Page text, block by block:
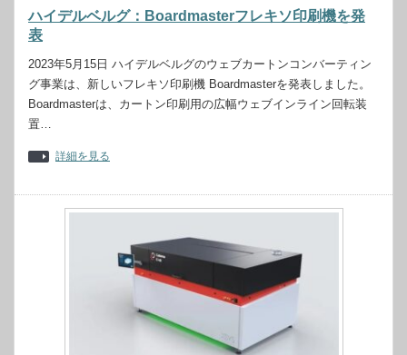
ハイデルベルグ：Boardmasterフレキソ印刷機を発
表
2023年5月15日 ハイデルベルグのウェブカートンコンバーティン
グ事業は、新しいフレキソ印刷機 Boardmasterを発表しました。
Boardmasterは、カートン印刷用の広幅ウェブインライン回転装
置…
詳細を見る